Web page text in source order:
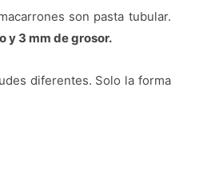
son pasta tubular.
y 3 mm de grosor.
diferentes. Solo la forma